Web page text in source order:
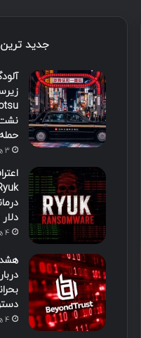
جدید
نشت
3 هفته پیش
4 هفته پیش
4 هفته پیش